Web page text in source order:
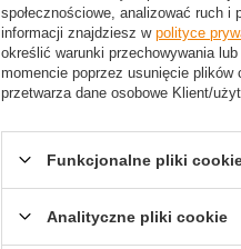
społecznościowe, analizować ruch i
informacji znajdziesz w polityce
określić warunki przechowywania
momencie poprzez usunięcie
przetwarza dane osobowe Klient/
Funkcjonalne pliki
Analityczne pliki cookie